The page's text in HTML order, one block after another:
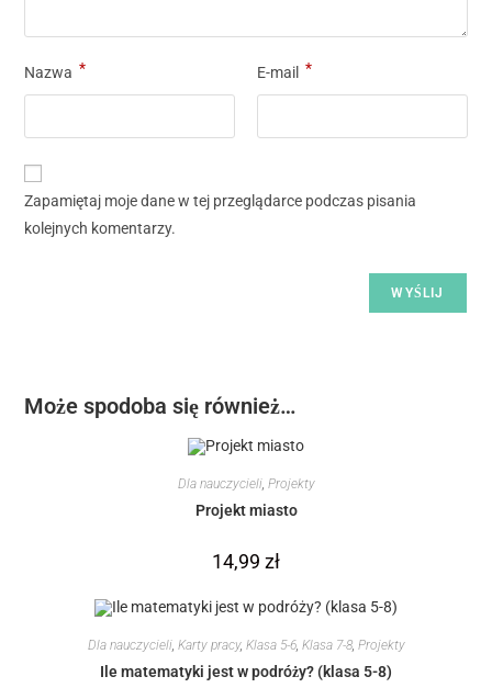
Nazwa * E-mail *
Zapamiętaj moje dane w tej przeglądarce podczas pisania
kolejnych komentarzy.
Może spodoba się również…
Dla nauczycieli, Projekty
Projekt miasto
14,99 zł
Dla nauczycieli, Karty pracy, Klasa 5-6, Klasa 7-8, Projekty
Ile matematyki jest w podróży? (klasa 5-8)